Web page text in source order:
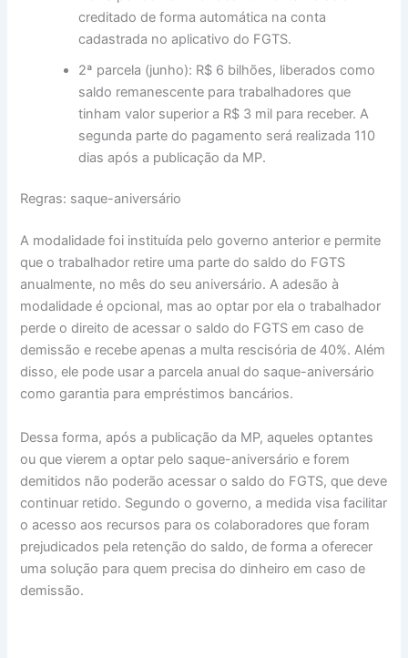
creditado de forma automática na conta
cadastrada no aplicativo do FGTS.
2ª parcela (junho): R$ 6 bilhões, liberados como
saldo remanescente para trabalhadores que
tinham valor superior a R$ 3 mil para receber. A
segunda parte do pagamento será realizada 110
dias após a publicação da MP.
Regras: saque-aniversário
A modalidade foi instituída pelo governo anterior e permite
que o trabalhador retire uma parte do saldo do FGTS
anualmente, no mês do seu aniversário. A adesão à
modalidade é opcional, mas ao optar por ela o trabalhador
perde o direito de acessar o saldo do FGTS em caso de
demissão e recebe apenas a multa rescisória de 40%. Além
disso, ele pode usar a parcela anual do saque-aniversário
como garantia para empréstimos bancários.
Dessa forma, após a publicação da MP, aqueles optantes
ou que vierem a optar pelo saque-aniversário e forem
demitidos não poderão acessar o saldo do FGTS, que deve
continuar retido. Segundo o governo, a medida visa facilitar
o acesso aos recursos para os colaboradores que foram
prejudicados pela retenção do saldo, de forma a oferecer
uma solução para quem precisa do dinheiro em caso de
demissão.